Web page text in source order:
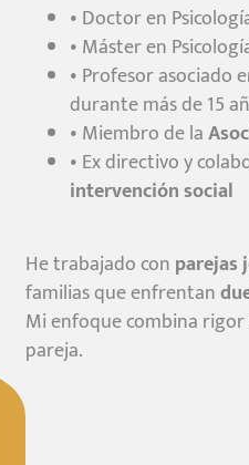
• Doctor en
• Máster en
• Profesor asociado
durante más de 15
• Miembro de la
• Ex directivo y
intervención social
He trabajado con parejas
familias que enfrentan
Mi enfoque combina rigor
pareja.